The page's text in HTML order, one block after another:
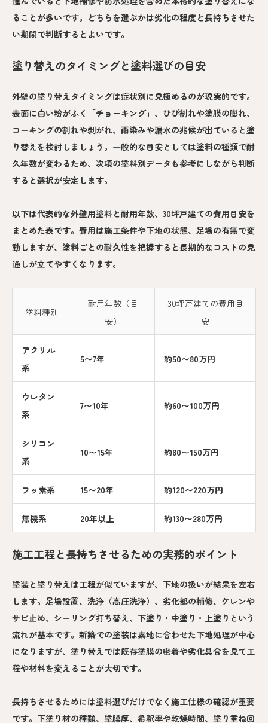
ることが多いです。どちらを選ぶかは劣化の程度と長持ちさせた
い期間で判断するとよいです。
塗り替えのタイミングと塗料選びの目安
外壁の塗り替えタイミングは症状別に見極めるのが現実的です。
表面に白い粉がふく「チョーキング」、ひび割れや塗膜の膨れ、
コーキングの割れや剥がれ、雨染みや漏水の兆候が出ていると塗
り替えを検討しましょう。一般的な目安としては塗料の種類で耐
久年数が変わるため、次項の塗料別データも参考にしながら判断
すると選択が安定します。
以下は代表的な外壁用塗料と耐用年数、30坪戸建ての費用目安を
まとめた表です。費用は施工条件や下地の状態、足場の有無で変
動しますが、塗料ごとの耐久性を把握すると長期的なコストの見
通しが立てやすくなります。
塗料種別
耐用年数（目
安）
30坪戸建ての費用目
安
アクリル
系
5〜7年 約50〜80万円
ウレタン
系
7〜10年 約60〜100万円
シリコン
系
10〜15年 約80〜150万円
フッ素系 15〜20年 約120〜220万円
無機系 20年以上 約130〜280万円
施工工程と長持ちさせるための実務的ポイント
塗装と塗り替えは工程が似ていますが、下地の扱いが結果を左右
します。足場設置、洗浄（高圧洗浄）、劣化部の補修、ケレンや
サビ止め、シーリング打ち替え、下塗り・中塗り・上塗りという
流れが基本です。新築での塗装は素地に合わせた下地処理が中心
になりますが、塗り替えでは既存塗膜の密着や劣化具合を見て工
程や材料を変えることが大切です。
長持ちさせるためには塗料選びだけでなく施工仕様の確認が重要
です。下塗り材の種類、塗膜厚、希釈率や乾燥時間、塗り重ね回